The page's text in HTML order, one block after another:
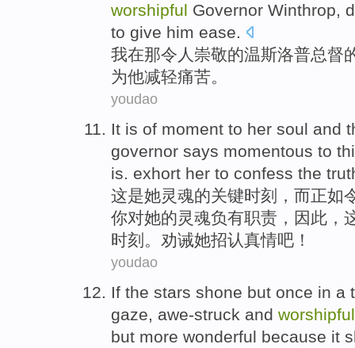
worshipful Governor Winthrop,
to give him ease.
我在那令人崇敬的温斯洛普总督
为他减轻痛苦。
youdao
It is of moment to her soul and
governor says momentous to
is. exhort her to confess the
这是她灵魂的关键时刻 ， 而正如
你对她的灵魂负有职责 ， 因此 ，
时刻。 劝诫她招认真情吧！
youdao
If the stars shone but once in a
gaze, awe-struck and worshipful
but more wonderful because it